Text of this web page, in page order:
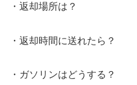
・返却場所は？
・返却時間に送れたら？
・ガソリンはどうする？